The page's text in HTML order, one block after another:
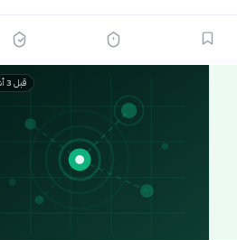
قبل 3 أشهر